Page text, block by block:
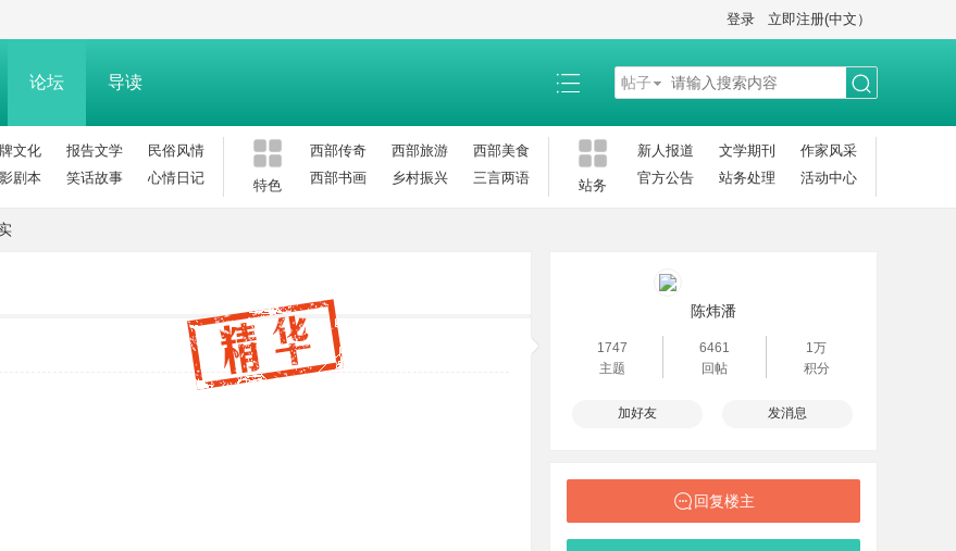
登录 立即注册(中文）
论坛 导读 帖子
文化 报告文学
民俗风情
剧本
笑话故事 心情日记 特色
西部传奇 西部旅游
西部美食
西部书画
乡村振兴 三言两语 站务
新人报道 文学期刊
作家风采
官方公告
站务处理 活动中心
陈炜潘
1747
主题
6461
回帖
1万
积分
加好友 发消息
回复楼主